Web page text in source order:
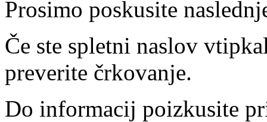
Prosimo poskusite
Če ste spletni naslov
preverite črkovanje.
Do informacij poizkusite